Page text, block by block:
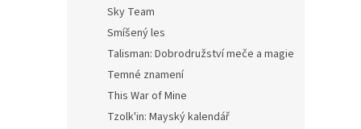
Sky Team
Smíšený les
Talisman: Dobrodružství meče a magie
Temné znamení
This War of Mine
Tzolk'in: Mayský kalendář